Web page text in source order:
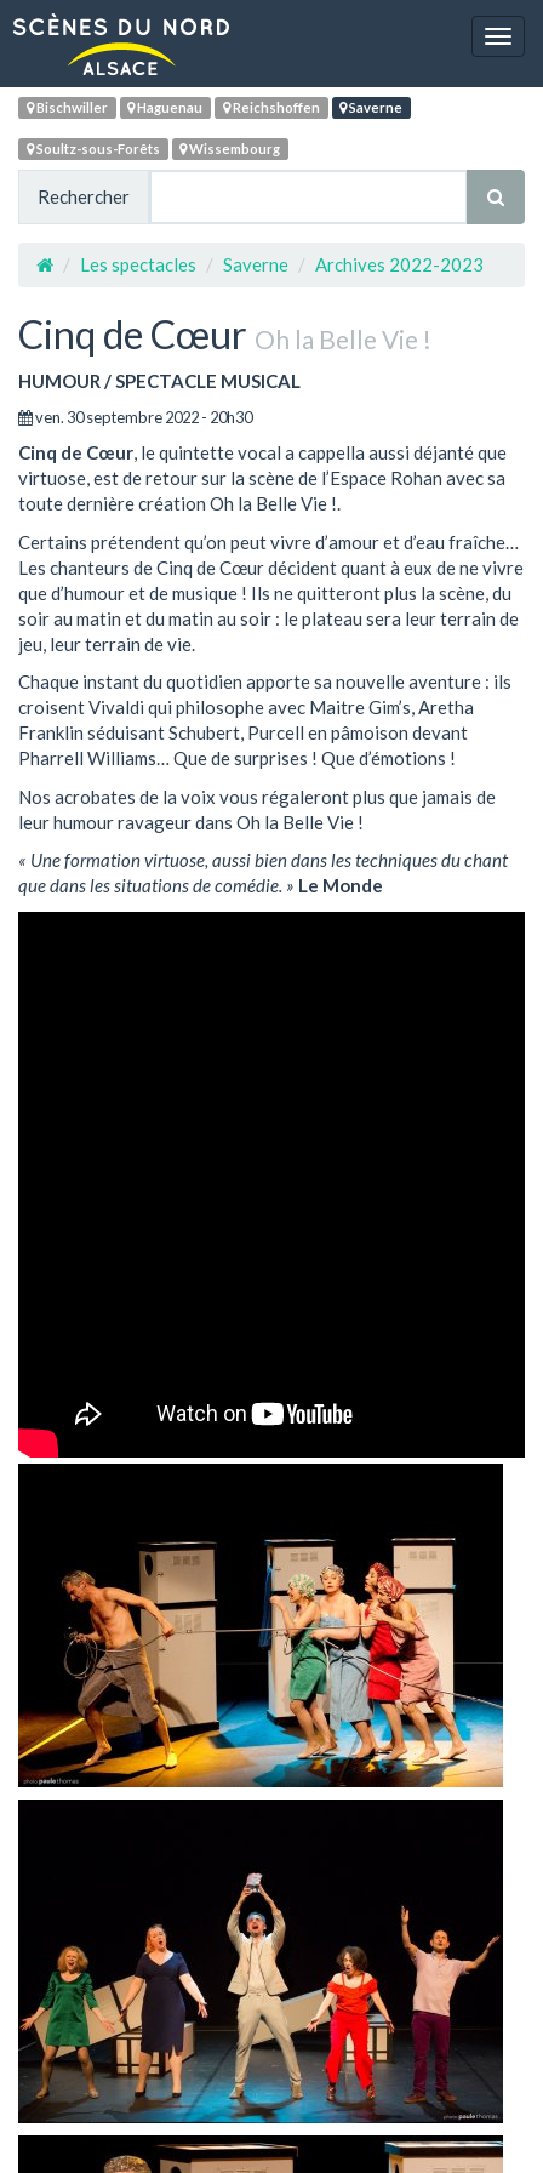
Bischwiller Haguenau Reichshoffen Saverne
Soultz-sous-Forêts Wissembourg
Rechercher
Les spectacles Saverne Archives 2022-2023
Cinq de Cœur Oh la Belle Vie !
HUMOUR / SPECTACLE MUSICAL
ven. 30 septembre 2022 - 20h30
Cinq de Cœur, le quintette vocal a cappella aussi déjanté que
virtuose, est de retour sur la scène de l’Espace Rohan avec sa
toute dernière création Oh la Belle Vie !.
Certains prétendent qu’on peut vivre d’amour et d’eau fraîche…
Les chanteurs de Cinq de Cœur décident quant à eux de ne vivre
que d’humour et de musique ! Ils ne quitteront plus la scène, du
soir au matin et du matin au soir : le plateau sera leur terrain de
jeu, leur terrain de vie.
Chaque instant du quotidien apporte sa nouvelle aventure : ils
croisent Vivaldi qui philosophe avec Maitre Gim’s, Aretha
Franklin séduisant Schubert, Purcell en pâmoison devant
Pharrell Williams… Que de surprises ! Que d’émotions !
Nos acrobates de la voix vous régaleront plus que jamais de
leur humour ravageur dans Oh la Belle Vie !
« Une formation virtuose, aussi bien dans les techniques du chant
que dans les situations de comédie. » Le Monde